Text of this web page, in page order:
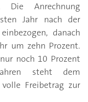
Die Anrechnung
Jahr nach der
danach
um zehn Prozent.
noch 10 Prozent
steht dem
Freibetrag zur